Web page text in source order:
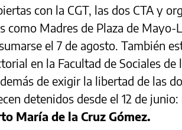
con la CGT, las dos CTA y
como Madres de Plaza de Mayo-
el 7 de agosto. También
en la Facultad de Sociales
de exigir la libertad de las
detenidos desde el 12 de junio:
María de la Cruz Gómez.